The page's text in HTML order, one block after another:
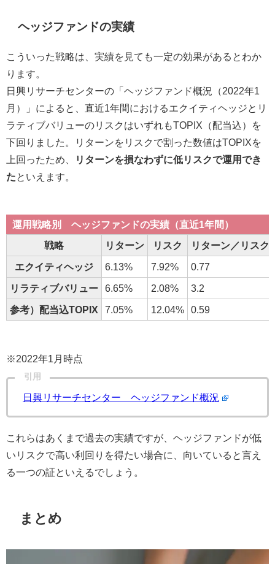
ヘッジファンドの実績
こういった戦略は、実績を見ても一定の効果があるとわか
ります。
日興リサーチセンターの「ヘッジファンド概況（2022年1
月）」によると、直近1年間におけるエクイティヘッジとリ
ラティブバリューのリスクはいずれもTOPIX（配当込）を
下回りました。リターンをリスクで割った数値はTOPIXを
上回ったため、
リターンを損なわずに低リスクで運用でき
た といえます。
運用戦略別 ヘッジファンドの実績（直近1年間）
戦略 リターン リスク リターン／リスク
エクイティヘッジ 6.13% 7.92% 0.77
リラティブバリュー 6.65% 2.08% 3.2
参考）配当込TOPIX 7.05% 12.04% 0.59
※2022年1月時点
引用
日興リサーチセンター ヘッジファンド概況
これらはあくまで過去の実績ですが、ヘッジファンドが低
いリスクで高い利回りを得たい場合に、向いていると言え
る一つの証といえるでしょう。
まとめ